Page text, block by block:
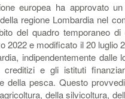
europea ha approvato
regione Lombardia nel
del quadro temporaneo
2022 e modificato il 20 luglio
indipendentemente dalle
e gli istituti
della pesca. Questo
della silvicoltura,